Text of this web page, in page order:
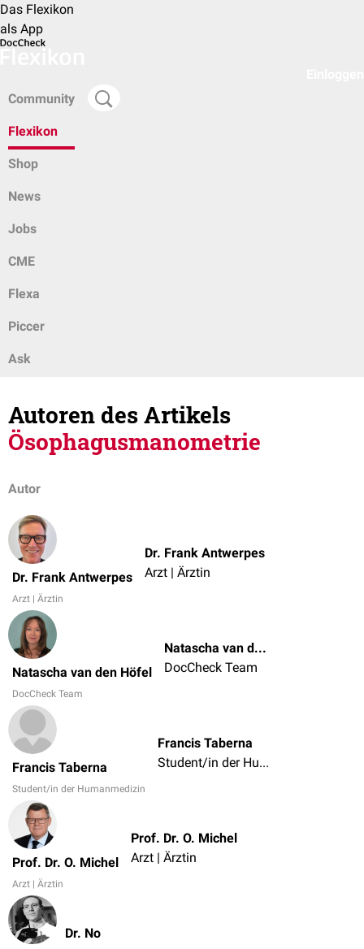
Das Flexikon
als App
Community
Flexikon
Shop
News
Jobs
CME
Flexa
Piccer
Ask
Autoren des Artikels
Ösophagusmanometrie
Autor
Dr. Frank Antwerpes
Arzt | Ärztin
Dr. Frank Antwerpes
Arzt | Ärztin
Natascha van den Höfel
DocCheck Team
Natascha van den Höfel
DocCheck Team
Francis Taberna
Student/in der Humanmedizin
Francis Taberna
Student/in der Humanmedizin
Prof. Dr. O. Michel
Arzt | Ärztin
Prof. Dr. O. Michel
Arzt | Ärztin
Dr. No